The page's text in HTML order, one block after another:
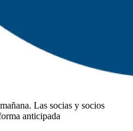
Las socias y socios
anticipada